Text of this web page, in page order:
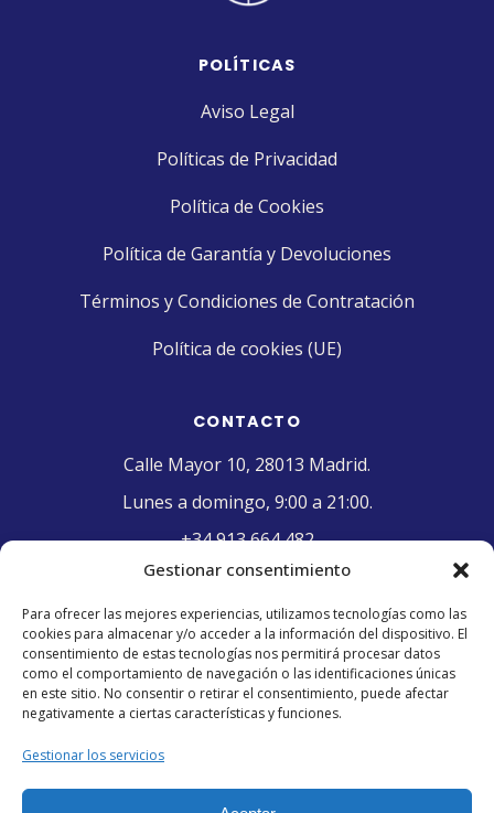
Gestionar consentimiento
Para ofrecer las mejores experiencias, utilizamos tecnologías como las
cookies para almacenar y/o acceder a la información del dispositivo. El
consentimiento de estas tecnologías nos permitirá procesar datos
como el comportamiento de navegación o las identificaciones únicas
en este sitio. No consentir o retirar el consentimiento, puede afectar
negativamente a ciertas características y funciones.
Gestionar los servicios
POLÍTICAS
Aviso Legal
Políticas de Privacidad
Política de Cookies
Política de Garantía y Devoluciones
Términos y Condiciones de Contratación
Política de cookies (UE)
CONTACTO
Calle Mayor 10, 28013 Madrid.
Lunes a domingo, 9:00 a 21:00.
+34 913 664 482
contacto@pasteleriaelriojano.com
SELLO DE CALIDAD